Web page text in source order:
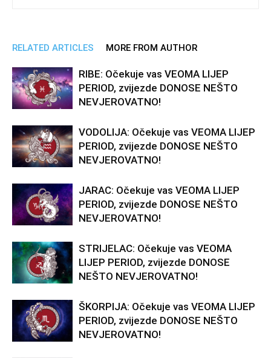
RELATED ARTICLES MORE FROM AUTHOR
RIBE: Očekuje vas VEOMA LIJEP
PERIOD, zvijezde DONOSE NEŠTO
NEVJEROVATNO!
VODOLIJA: Očekuje vas VEOMA LIJEP
PERIOD, zvijezde DONOSE NEŠTO
NEVJEROVATNO!
JARAC: Očekuje vas VEOMA LIJEP
PERIOD, zvijezde DONOSE NEŠTO
NEVJEROVATNO!
STRIJELAC: Očekuje vas VEOMA
LIJEP PERIOD, zvijezde DONOSE
NEŠTO NEVJEROVATNO!
ŠKORPIJA: Očekuje vas VEOMA LIJEP
PERIOD, zvijezde DONOSE NEŠTO
NEVJEROVATNO!